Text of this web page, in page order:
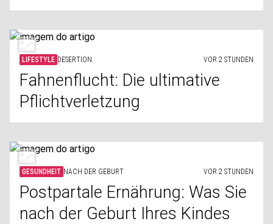
LIFESTYLE DESERTION VOR 2 STUNDEN
Fahnenflucht: Die ultimative
Pflichtverletzung
GESUNDHEIT NACH DER GEBURT VOR 2 STUNDEN
Postpartale Ernährung: Was Sie
nach der Geburt Ihres Kindes